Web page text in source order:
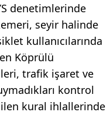
denetimlerinde
seyir halinde
kullanıcılarında
Köprülü
trafik işaret ve
kontrol
kural ihlallerinde